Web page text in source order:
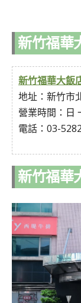
新竹福華
新竹福華大飯
地址：新竹市
營業時間：日
電話：03-
新竹福華